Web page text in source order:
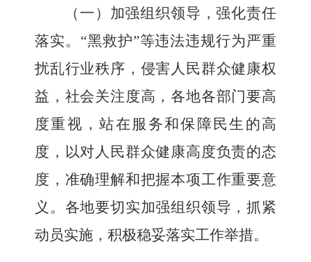
（一）加强组织领导，强化责任
落实。 “黑救护”等违法违规行为严重
扰乱行业秩序，侵害人民群众健康权
益，社会关注度高，各地各部门要高
度重视，站在服务和保障民生的高
度，以对人民群众健康高度负责的态
度，准确理解和把握本项工作重要意
义。各地要切实加强组织领导，抓紧
动员实施，积极稳妥落实工作举措。